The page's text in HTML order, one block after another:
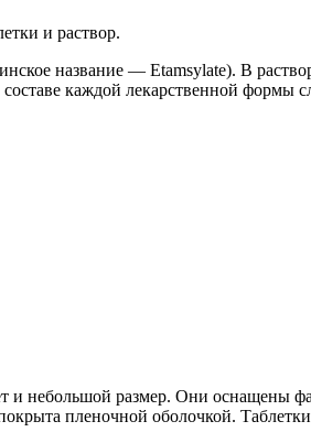
и раствор.
название — Etamsylate). В
каждой лекарственной формы
небольшой размер. Они оснащены
пленочной оболочкой.